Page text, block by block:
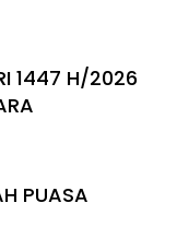
1447 H/2026
PUASA